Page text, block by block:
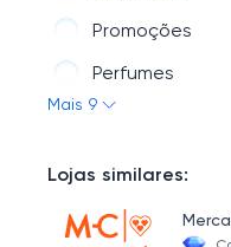
Promoções
Perfumes
Mais 9
Lojas similares: